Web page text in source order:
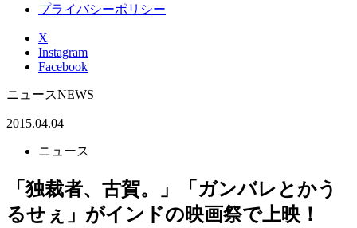
プライバシーポリシー
X
Instagram
Facebook
ニュースNEWS
2015.04.04
ニュース
「独裁者、古賀。」「ガンバレとかう
るせぇ」がインドの映画祭で上映！